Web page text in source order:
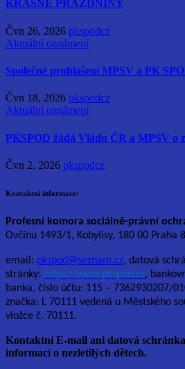
KRÁSNÉ PRÁZDNINY
Čvn 26, 2026 pkspodcz
Aktuální oznámení
Společné prohlášení MPSV a PK
Čvn 18, 2026 pkspodcz
Aktuální oznámení
PKSPOD žádá Vládu ČR a MPSV o
Čvn 2, 2026 pkspodcz
Kontaktní informace:
Profesní komora sociálně-právní
Ovčínu 1493/1, Kobylisy, 180 00 Praha
email: pkspod@seznam.cz, datová
stránky: https://www.pkspod.cz,
banka, číslo účtu: 115 – 7362930207/
značka: L 70111 vedená u Městského
vložce č. 70111.
Kontaktní E-mail ani datová
informací o nezletilých dětech.